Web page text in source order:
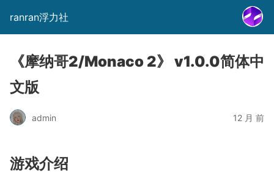
ranran浮力社
《摩纳哥2/Monaco 2》 v1.0.0简体中
文版
admin 12 月 前
游戏介绍